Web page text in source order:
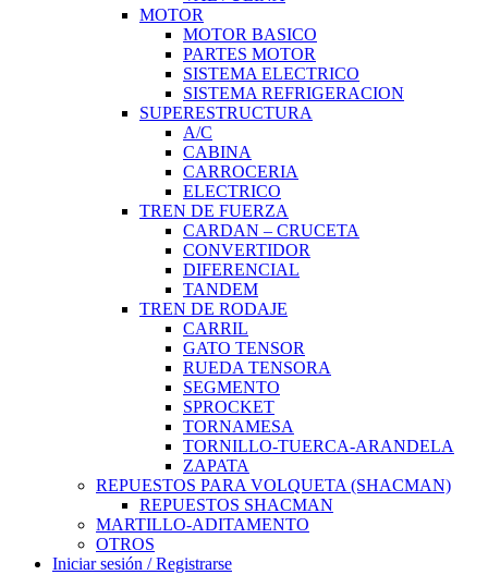
MOTOR
MOTOR BASICO
PARTES MOTOR
SISTEMA ELECTRICO
SISTEMA REFRIGERACION
SUPERESTRUCTURA
A/C
CABINA
CARROCERIA
ELECTRICO
TREN DE FUERZA
CARDAN – CRUCETA
CONVERTIDOR
DIFERENCIAL
TANDEM
TREN DE RODAJE
CARRIL
GATO TENSOR
RUEDA TENSORA
SEGMENTO
SPROCKET
TORNAMESA
TORNILLO-TUERCA-ARANDELA
ZAPATA
REPUESTOS PARA VOLQUETA (SHACMAN)
REPUESTOS SHACMAN
MARTILLO-ADITAMENTO
OTROS
Iniciar sesión / Registrarse